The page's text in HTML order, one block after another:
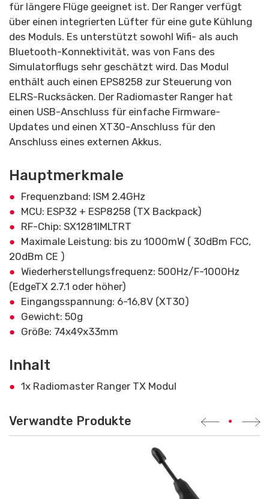
für längere Flüge geeignet ist. Der Ranger verfügt
über einen integrierten Lüfter für eine gute Kühlung
des Moduls. Es unterstützt sowohl Wifi- als auch
Bluetooth-Konnektivität, was von Fans des
Simulatorflugs sehr geschätzt wird. Das Modul
enthält auch einen EPS8258 zur Steuerung von
ELRS-Rucksäcken. Der Radiomaster Ranger hat
einen USB-Anschluss für einfache Firmware-
Updates und einen XT30-Anschluss für den
Anschluss eines externen Akkus.
Hauptmerkmale
Frequenzband: ISM 2.4GHz
MCU: ESP32 + ESP8258 (TX Backpack)
RF-Chip: SX1281IMLTRT
Maximale Leistung: bis zu 1000mW ( 30dBm FCC,
20dBm CE )
Wiederherstellungsfrequenz: 500Hz/F-1000Hz
(EdgeTX 2.7.1 oder höher)
Eingangsspannung: 6-16,8V (XT30)
Gewicht: 50g
Größe: 74x49x33mm
Inhalt
1x Radiomaster Ranger TX Modul
Verwandte Produkte •